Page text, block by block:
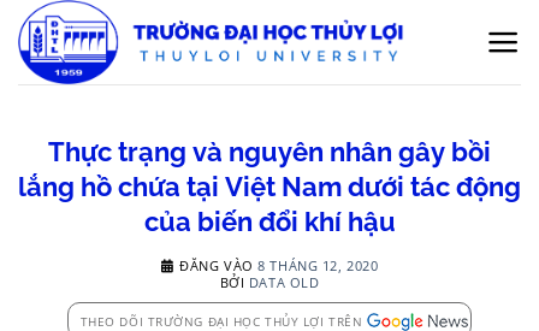
qua
nội
Thực trạng và nguyên nhân gây bồi
lắng hồ chứa tại Việt Nam dưới tác động
của biến đổi khí hậu
ĐĂNG VÀO8 THÁNG 12, 2020
BỞI DATA OLD
THEO DÕI TRƯỜNG ĐẠI HỌC THỦY LỢI TRÊN